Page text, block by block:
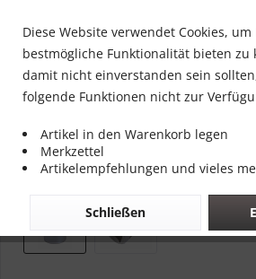
Diese Website verwendet Cookies,
bestmögliche Funktionalität bieten zu
damit nicht einverstanden sein
folgende Funktionen nicht zur
Artikel in den Warenkorb legen
Merkzettel
Artikelempfehlungen und vieles
Schließen